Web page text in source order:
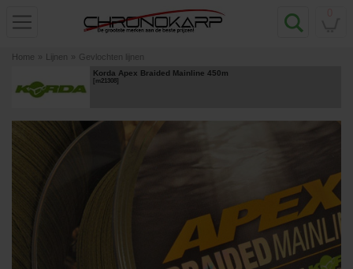
Home » Lijnen » Gevlochten lijnen
Korda Apex Braided Mainline 450m
m21308]